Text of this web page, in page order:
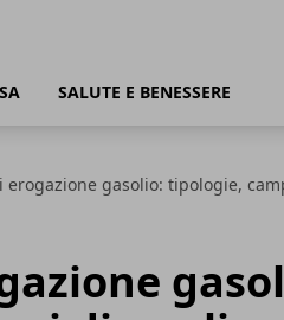
SALUTE E BENESSERE
erogazione gasolio: tipologie,